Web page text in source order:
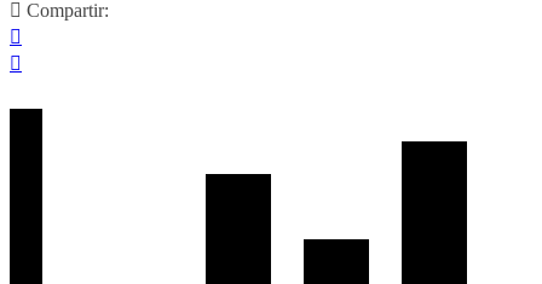
Compartir: